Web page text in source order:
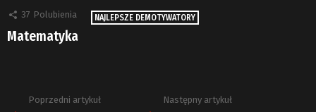
37 Polubienia NAJLEPSZE DEMOTYWATORY
Matematyka
ZobaczPoprzedni artykuł Następny artykuł